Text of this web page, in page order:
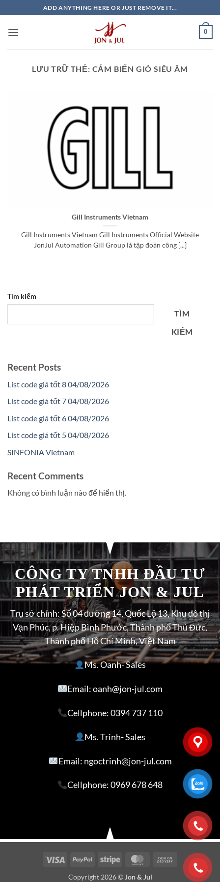
qua
nội
ADD ANYTHING HERE OR JUST REMOVE IT...
0
LƯU TRỮ THẺ: CẢM BIẾN GIÓ SIÊU ÂM
Gill Instruments Vietnam
Gill Instruments Vietnam Gill Instruments Official Website
JonJul Automation Gill Group là tập đoàn công [...]
Tìm kiếm
TÌM
KIẾM
Recent Posts
List code giá tốt 8 04/08/2026
List code giá tốt 7 04/08/2026
List code giá tốt 6 04/08/2026
List code giá tốt 5 04/08/2026
SINFONIA Vietnam
Recent Comments
Không có bình luận nào để hiển thị.
CÔNG TY TNHH ĐẦU TƯ
PHÁT TRIỂN JON & JUL
Trụ sở chính: Số 04 đường 14, Quốc Lộ 13, Khu đô thị
Vạn Phúc, p. Hiệp Bình Phước, Thành phố Thủ Đức,
Thành phố Hồ Chí Minh, Việt Nam
Ms. Oanh- Sales
Email: oanh@jon-jul.com
Cellphone:0394 737 110
Ms. Trinh- Sales
Email: ngoctrinh@jon-jul.com
Cellphone:0969 678 648
Visa PayPal Stripe MasterCardCash
On
Copyright 2026 © Jon & Jul